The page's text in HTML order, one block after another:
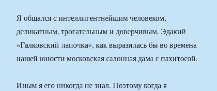
Я общался с интеллигентнейшим человеком,
деликатным, трогательным и доверчивым. Эдакий
«Галковский-лапочка», как выразилась бы во времена
нашей юности московская салонная дама с пахитосой.
Иным я его никогда не знал. Поэтому когда я